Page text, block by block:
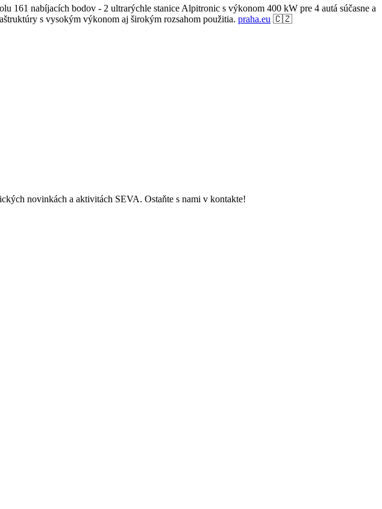
161 nabíjacích bodov - 2 ultrarýchle stanice Alpitronic s výkonom 400 kW pre 4 autá súčasne a
s vysokým výkonom aj širokým rozsahom použitia. praha.eu 🇨🇿
novinkách a aktivitách SEVA. Ostaňte s nami v kontakte!